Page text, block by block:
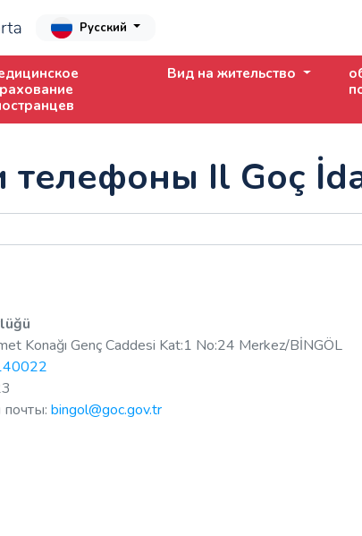
Русский
Вид на жительство
телефоны Il Goç
Konağı Genç Caddesi Kat:1 No:24 Merkez/BİNGÖL
bingol@goc.gov.tr